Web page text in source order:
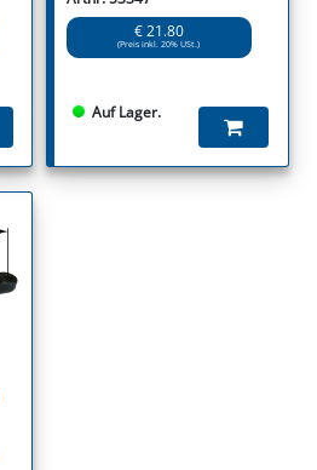
€ 21.80
(Preis inkl. 20% USt.)
Auf Lager.